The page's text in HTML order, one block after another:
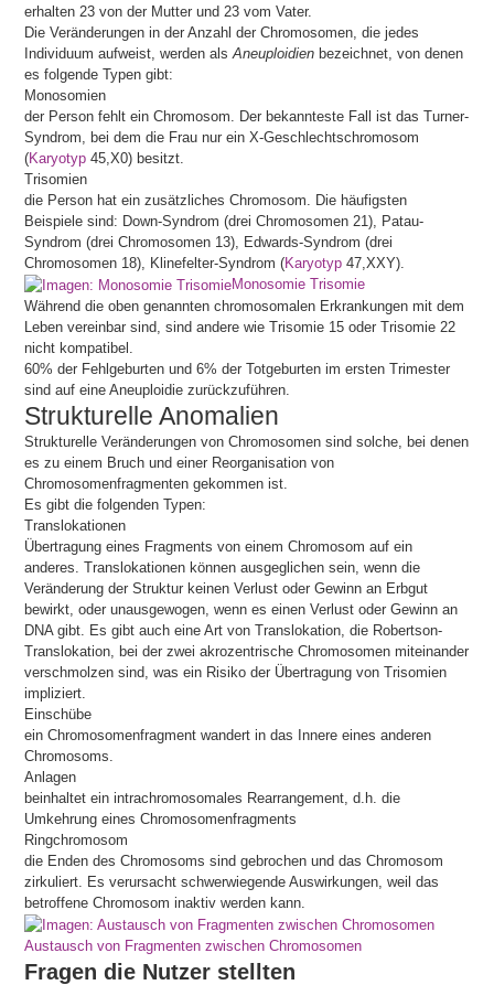
erhalten 23 von der Mutter und 23 vom Vater.
Die Veränderungen in der Anzahl der Chromosomen, die jedes
Individuum aufweist, werden alsAneuploidien bezeichnet, von denen
es folgende Typen gibt:
Monosomien
der Person fehlt ein Chromosom. Der bekannteste Fall ist das Turner-
Syndrom, bei dem die Frau nur ein X-Geschlechtschromosom
(Karyotyp 45,X0) besitzt.
Trisomien
die Person hat ein zusätzliches Chromosom. Die häufigsten
Beispiele sind: Down-Syndrom (drei Chromosomen 21), Patau-
Syndrom (drei Chromosomen 13), Edwards-Syndrom (drei
Chromosomen 18), Klinefelter-Syndrom (Karyotyp 47,XXY).
Monosomie Trisomie
Während die oben genannten chromosomalen Erkrankungen mit dem
Leben vereinbar sind, sind andere wie Trisomie 15 oder Trisomie 22
nicht kompatibel.
60% der Fehlgeburten und 6% der Totgeburten im ersten Trimester
sind auf eine Aneuploidie zurückzuführen.
Strukturelle Anomalien
Strukturelle Veränderungen von Chromosomen sind solche, bei denen
es zu einem Bruch und einer Reorganisation von
Chromosomenfragmenten gekommen ist.
Es gibt die folgenden Typen:
Translokationen
Übertragung eines Fragments von einem Chromosom auf ein
anderes. Translokationen können ausgeglichen sein, wenn die
Veränderung der Struktur keinen Verlust oder Gewinn an Erbgut
bewirkt, oder unausgewogen, wenn es einen Verlust oder Gewinn an
DNA gibt. Es gibt auch eine Art von Translokation, die Robertson-
Translokation, bei der zwei akrozentrische Chromosomen miteinander
verschmolzen sind, was ein Risiko der Übertragung von Trisomien
impliziert.
Einschübe
ein Chromosomenfragment wandert in das Innere eines anderen
Chromosoms.
Anlagen
beinhaltet ein intrachromosomales Rearrangement, d.h. die
Umkehrung eines Chromosomenfragments
Ringchromosom
die Enden des Chromosoms sind gebrochen und das Chromosom
zirkuliert. Es verursacht schwerwiegende Auswirkungen, weil das
betroffene Chromosom inaktiv werden kann.
Austausch von Fragmenten zwischen Chromosomen
Fragen die Nutzer stellten